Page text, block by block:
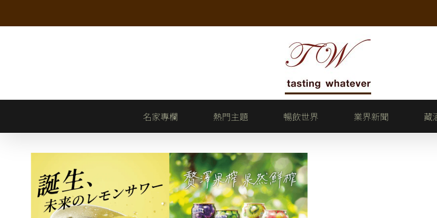
to
名家專欄 熱門主題 暢飲世界 業界新聞 藏